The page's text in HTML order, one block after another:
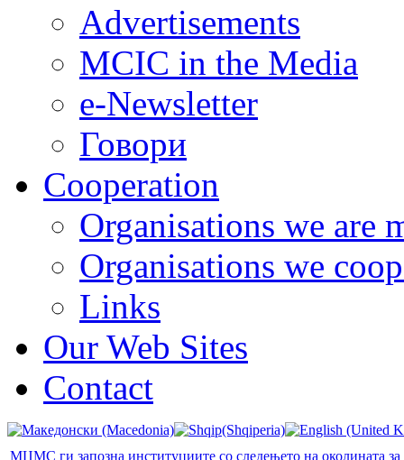
Advertisements
MCIC in the Media
e-Newsletter
Говори
Cooperation
Organisations we are
Organisations we
Links
Our Web Sites
Contact
МЦМС ги запозна институциите со следењето на околината за